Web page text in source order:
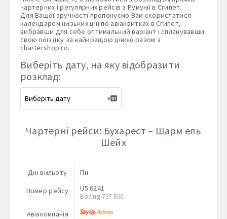
чартерних і регулярних рейсів з Румунії в Єгипет.
Для Вашої зручності пропонуємо Вам скористатися
календарем низьких цін по авіаквитках в Єгипет,
вибравши для себе оптимальний варіант і спланувавши
свою поїздку за найкращою ціною разом з
chartershop.ro.
Виберіть дату, на яку відобразити
розклад:
Чартерні рейси: Бухарест – Шарм ель
Шейх
Дні вильоту
Номер рейсу
Авіакомпанія
Пн
U5 6241
Boeing 737-800